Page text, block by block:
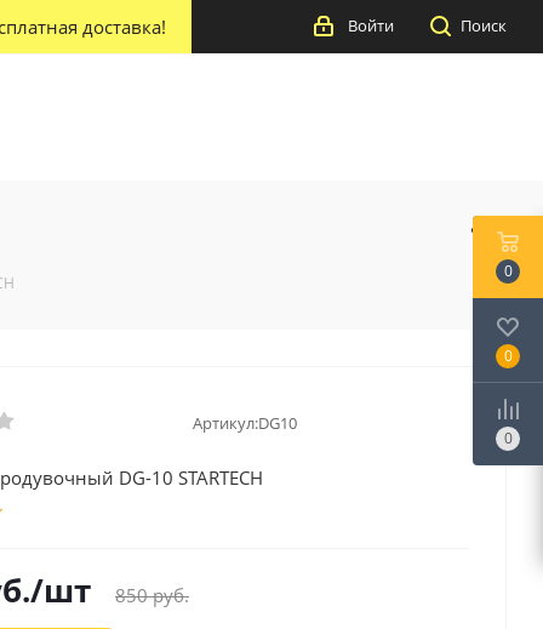
доставка! Поиск
Войти
Артикул:DG10
DG-10 STARTECH
/шт 850руб.
0
0
0